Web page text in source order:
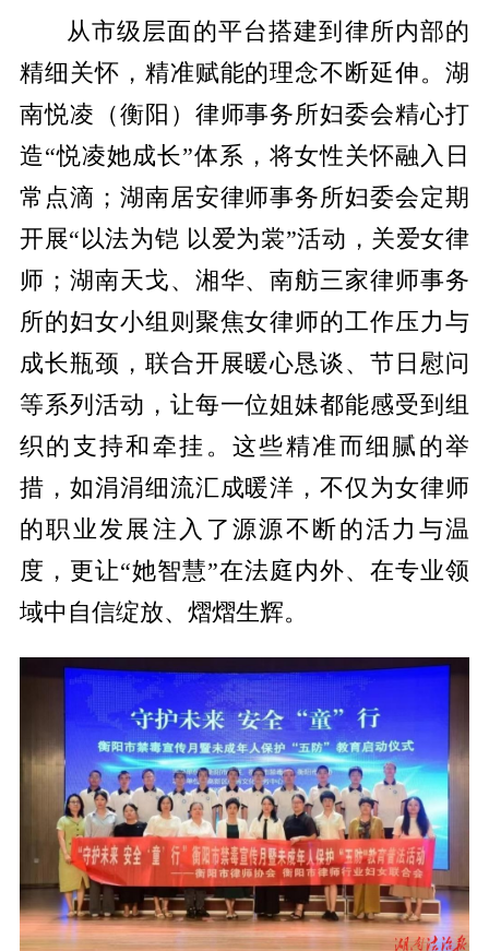
从市级层面的平台搭建到律所内部的
精细关怀，精准赋能的理念不断延伸。湖
南悦凌（衡阳）律师事务所妇委会精心打
造“悦凌她成长”体系，将女性关怀融入日
常点滴；湖南居安律师事务所妇委会定期
开展“以法为铠 以爱为裳”活动，关爱女律
师；湖南天戈、湘华、南舫三家律师事务
所的妇女小组则聚焦女律师的工作压力与
成长瓶颈，联合开展暖心恳谈、节日慰问
等系列活动，让每一位姐妹都能感受到组
织的支持和牵挂。这些精准而细腻的举
措，如涓涓细流汇成暖洋，不仅为女律师
的职业发展注入了源源不断的活力与温
度，更让“她智慧”在法庭内外、在专业领
域中自信绽放、熠熠生辉。